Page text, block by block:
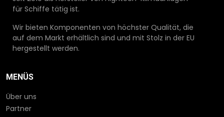
für Schiffe tätig ist.
Wir bieten Komponenten von höchster Qualität, die
auf dem Markt erhältlich sind und mit Stolz in der EU
hergestellt werden.
MENÜS
Über uns
Partner